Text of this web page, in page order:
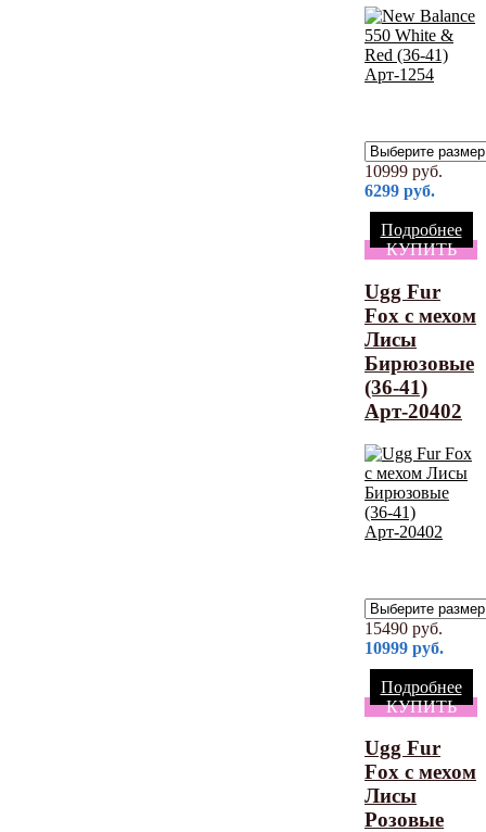
10999 руб.
6299 руб.
Подробнее
КУПИТЬ
Ugg Fur
Fox с мехом
Лисы
Бирюзовые
(36-41)
Арт-20402
15490 руб.
10999 руб.
Подробнее
КУПИТЬ
Ugg Fur
Fox с мехом
Лисы
Розовые